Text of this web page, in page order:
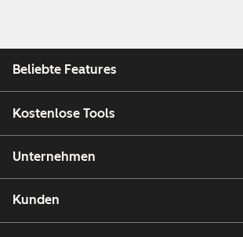
Beliebte Features
Kostenlose Tools
Unternehmen
Kunden